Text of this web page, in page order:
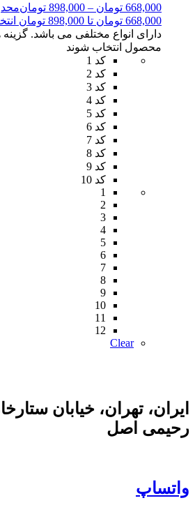
668,000 تومان –
898,000 تومان
668,000 تومان تا 898,000 تومان
دارای انواع مختلفی می باشد.
محصول انتخاب شوند
کد 1
کد 2
کد 3
کد 4
کد 5
کد 6
کد 7
کد 8
کد 9
کد 10
1
2
3
4
5
6
7
8
9
10
11
12
Clear
ایران، تهران، خیابان
رحیمی اصل
واتساپ